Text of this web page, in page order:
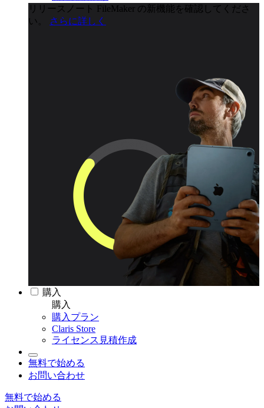
リリースノート
FileMaker の新機能を確認してくださ
い。
さらに詳しく
購入
購入
購入プラン
Claris Store
ライセンス見積作成
無料で始める
お問い合わせ
無料で始める